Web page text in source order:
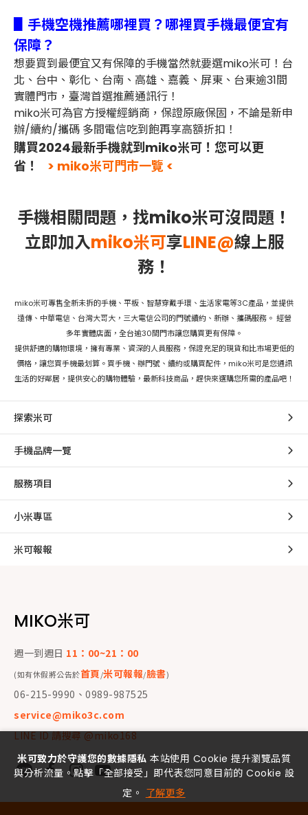
▋手機空機推薦哪裡買？哪裡買手機最便宜有
保障？
想要買到最便宜又有保障的手機當然就要選miko米可！台
北、台中、彰化、台南、高雄、嘉義、屏東、台東逾31間
實體門市，臺灣首選推薦通訊行！
miko米可為官方授權經銷商，保證原廠保固，不論是新申
辦/續約/攜碼 多間電信吃到飽再享高額折扣！
購買2024最新手機就到miko米可！您可以更
省！
> miko米可門市一覽 <
手機相關問題，找miko米可沒問題！
立即加入miko米可享LINE@線上服
務！
miko米可專售全新未拆的手機、平板、智慧穿戴手環、生活家電等3C產品，並提供
遠傳、中華電信、台灣大哥大，三大電信公司的門號續約、新辦、攜碼服務。 經營
多年實體店面，全台逾30間門市讓您購買更有保障。
提供舒適的購物環境，擁有專業、資深的人員服務，保證充足的現貨和比市場更低的
價格，讓您買手機最划算。買手機、辦門號、續約或購買配件，miko米可是您通訊
生活的好鄰居，提供安心的購物體驗，最新科技商品，趕快來選購您所需的產品吧！
探索米可
手機品牌一覽
服務項目
小米專區
米可報報
MIKO米可
週一到週日 11：00~21：00
(如有休假將公告於首頁/米可報報/臉書)
06-215-9990、0989-987525
service@miko3c.com
LINE ID 請搜尋 @miko168
米可致力於守護您的數據隱私 本站使用 Cookie 提升瀏覽品質
與分析流量。點擊「全部接受」即代表您同意目前的 Cookie 設
定。 了解更多